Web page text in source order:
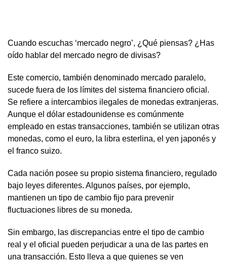
Cuando escuchas ‘mercado negro’, ¿Qué piensas? ¿Has
oído hablar del mercado negro de divisas?
Este comercio, también denominado mercado paralelo,
sucede fuera de los límites del sistema financiero oficial.
Se refiere a intercambios ilegales de monedas extranjeras.
Aunque el dólar estadounidense es comúnmente
empleado en estas transacciones, también se utilizan otras
monedas, como el euro, la libra esterlina, el yen japonés y
el franco suizo.
Cada nación posee su propio sistema financiero, regulado
bajo leyes diferentes. Algunos países, por ejemplo,
mantienen un tipo de cambio fijo para prevenir
fluctuaciones libres de su moneda.
Sin embargo, las discrepancias entre el tipo de cambio
real y el oficial pueden perjudicar a una de las partes en
una transacción. Esto lleva a que quienes se ven